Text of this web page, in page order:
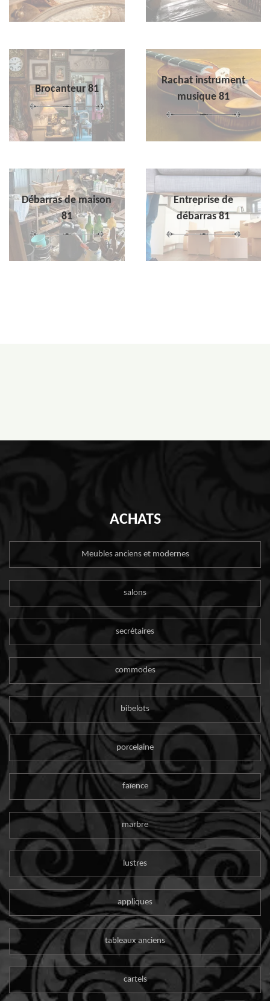
Brocanteur 81
Rachat instrument
musique 81
Débarras de maison
81
Entreprise de
débarras 81
ACHATS
Meubles anciens et modernes
salons
secrétaires
commodes
bibelots
porcelaine
faïence
marbre
lustres
appliques
tableaux anciens
cartels